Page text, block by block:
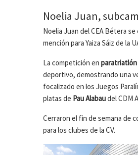
Noelia Juan,
Noelia Juan del CEA Bétera
mención para Yaiza Sáiz de la
La competición en paratriatlón
deportivo, demostrando una
focalizado en los Juegos
platas de Pau Alabaudel CDM
Cerraron el fin de semana de
para los clubes de la CV.